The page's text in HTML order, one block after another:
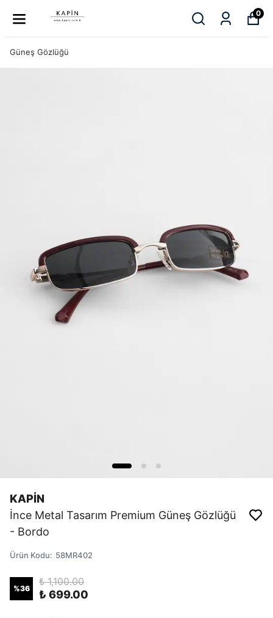
0
Güneş Gözlüğü
KAPİN
İnce Metal Tasarım Premium Güneş Gözlüğü
- Bordo
Ürün Kodu: 58MR402
%36
₺ 1,100.00
₺ 699.00